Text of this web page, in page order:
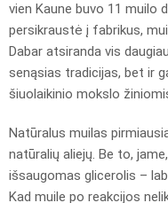
vien Kaune buvo 11 muilo
persikraustė į fabrikus,
Dabar atsiranda vis
senąsias tradicijas, bet ir
šiuolaikinio mokslo
Natūralus muilas
natūralių aliejų. Be to,
išsaugomas glicerolis –
Kad muile po reakcijos